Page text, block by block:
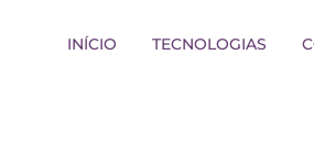
INÍCIO TECNOLOGIAS